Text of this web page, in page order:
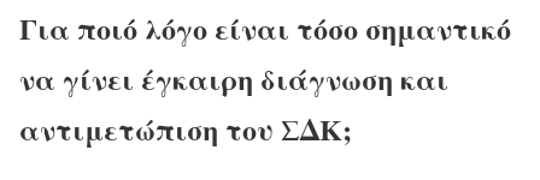
Για ποιό λόγο είναι τόσο σημαντικό
να γίνει έγκαιρη διάγνωση και
αντιμετώπιση του ΣΔΚ;